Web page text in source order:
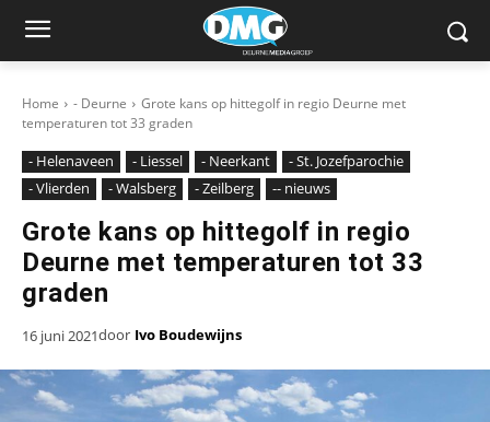
Home - Deurne
Grote kans op hittegolf in regio Deurne met
temperaturen tot 33 graden
- Helenaveen - Liessel - Neerkant
- St. Jozefparochie
- Vlierden
- Walsberg - Zeilberg -- nieuws
Grote kans op hittegolf in regio
Deurne met temperaturen tot 33
graden
16 juni 2021door Ivo Boudewijns